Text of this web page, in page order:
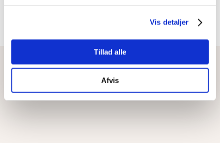
Vis detaljer
Tillad alle
Afvis